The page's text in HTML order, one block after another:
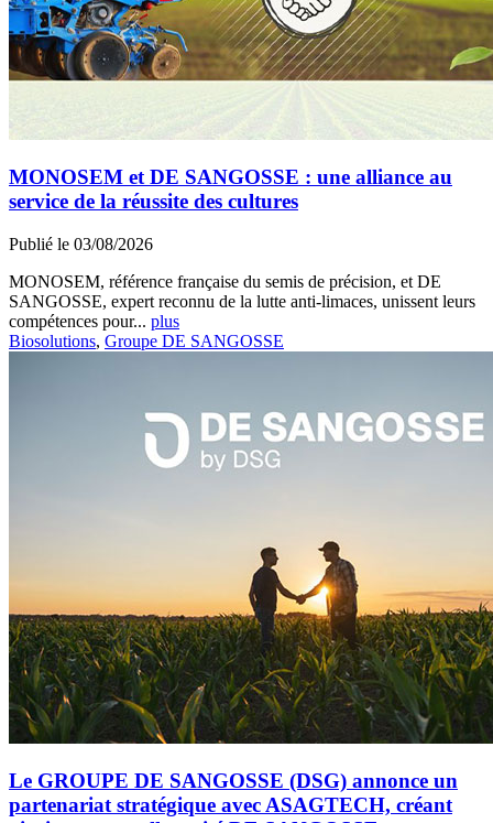
MONOSEM et DE SANGOSSE : une alliance au
service de la réussite des cultures
Publié le 03/08/2026
MONOSEM, référence française du semis de précision, et DE
SANGOSSE, expert reconnu de la lutte anti-limaces, unissent leurs
compétences pour... plus
Biosolutions, Groupe DE SANGOSSE
Le GROUPE DE SANGOSSE (DSG) annonce un
partenariat stratégique avec ASAGTECH, créant